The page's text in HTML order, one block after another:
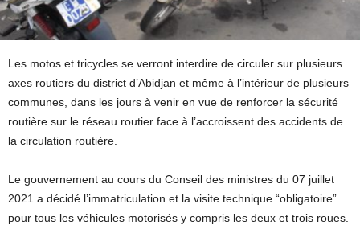
Les motos et tricycles se verront interdire de circuler sur plusieurs
axes routiers du district d’Abidjan et même à l’intérieur de plusieurs
communes, dans les jours à venir en vue de renforcer la sécurité
routière sur le réseau routier face à l’accroissent des accidents de
la circulation routière.
Le gouvernement au cours du Conseil des ministres du 07 juillet
2021 a décidé l’immatriculation et la visite technique “obligatoire”
pour tous les véhicules motorisés y compris les deux et trois roues.